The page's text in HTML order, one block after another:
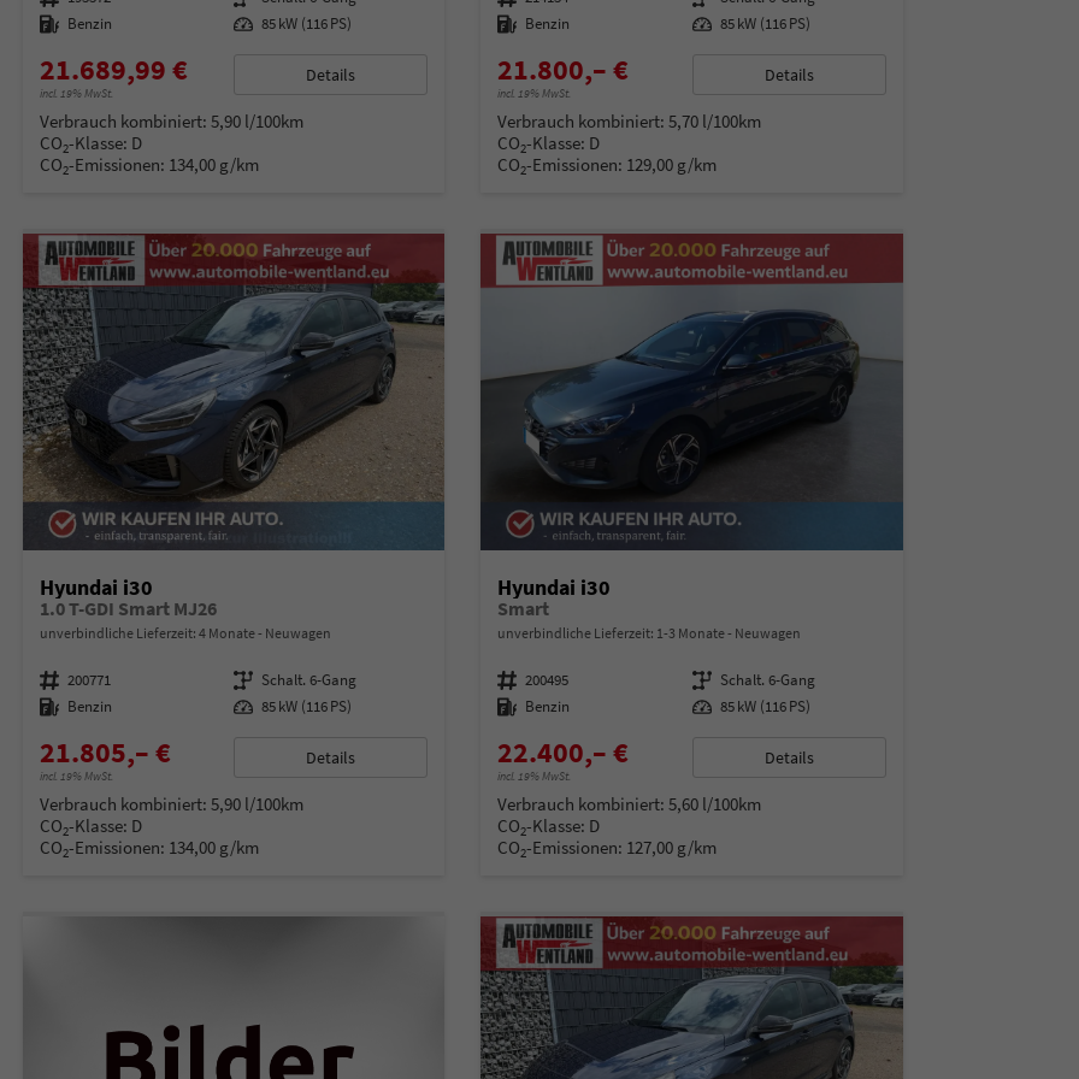
Kraftstoff Benzin Leistung 85 kW (116 PS)
21.689,99 €
incl. 19% MwSt.
Details
Verbrauch kombiniert: 5,90 l/100km
CO2-Klasse: D
CO2-Emissionen: 134,00 g/km
Kraftstoff Benzin Leistung 85 kW (116 PS)
21.800,– €
incl. 19% MwSt.
Details
Verbrauch kombiniert:5,70 l/100km
CO2-Klasse: D
CO2-Emissionen: 129,00 g/km
Hyundai i30
1.0 T-GDI Smart MJ26
unverbindliche Lieferzeit: 4 Monate Neuwagen
Fahrzeugnummer 200771 Getriebe Schalt. 6-Gang
Kraftstoff Benzin Leistung 85 kW (116 PS)
21.805,– €
incl. 19% MwSt.
Details
Verbrauch kombiniert: 5,90 l/100km
CO2-Klasse: D
CO2-Emissionen: 134,00 g/km
Hyundai i30
Smart
unverbindliche Lieferzeit: 1-3 Monate Neuwagen
Fahrzeugnummer 200495 Getriebe Schalt. 6-Gang
Kraftstoff Benzin Leistung 85 kW (116 PS)
22.400,– €
incl. 19% MwSt.
Details
Verbrauch kombiniert:5,60 l/100km
CO2-Klasse: D
CO2-Emissionen: 127,00 g/km